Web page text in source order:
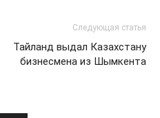
Следующая статья
Тайланд выдал Казахстану
бизнесмена из Шымкента